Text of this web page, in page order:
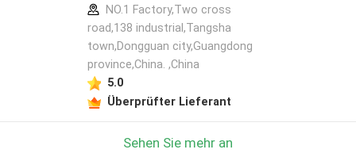
NO.1 Factory,Two cross
road,138 industrial,Tangsha
town,Dongguan city,Guangdong
province,China. ,China
5.0
Überprüfter Lieferant
Sehen Sie mehr an